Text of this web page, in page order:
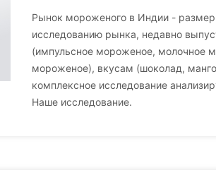
Рынок мороженого в Индии -
исследованию рынка, недавно
(импульсное мороженое, молочное
мороженое), вкусам (шоколад,
комплексное исследование
Наше исследование.